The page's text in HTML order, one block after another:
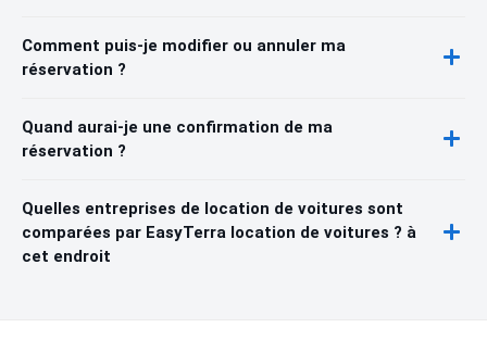
Comment puis-je modifier ou annuler ma
réservation ?
Quand aurai-je une confirmation de ma
réservation ?
Quelles entreprises de location de voitures sont
comparées par EasyTerra location de voitures ? à
cet endroit